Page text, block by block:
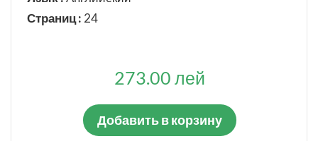
Страниц : 24
273.00 лей
Добавить в корзину